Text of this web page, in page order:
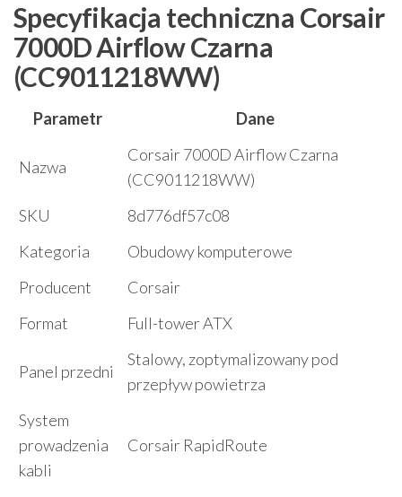
Specyfikacja techniczna Corsair
7000D Airflow Czarna
(CC9011218WW)
Parametr Dane
Nazwa
Corsair 7000D Airflow Czarna
(CC9011218WW)
SKU
8d776df57c08
Kategoria
Obudowy komputerowe
Producent
Corsair
Format
Full-tower ATX
Panel przedni
Stalowy, zoptymalizowany pod
przepływ powietrza
System
prowadzenia
kabli
Corsair RapidRoute